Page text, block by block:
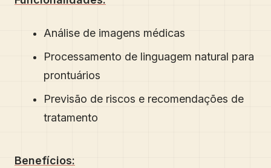
Análise de imagens médicas
Processamento de linguagem natural para
prontuários
Previsão de riscos e recomendações de
tratamento
Benefícios: